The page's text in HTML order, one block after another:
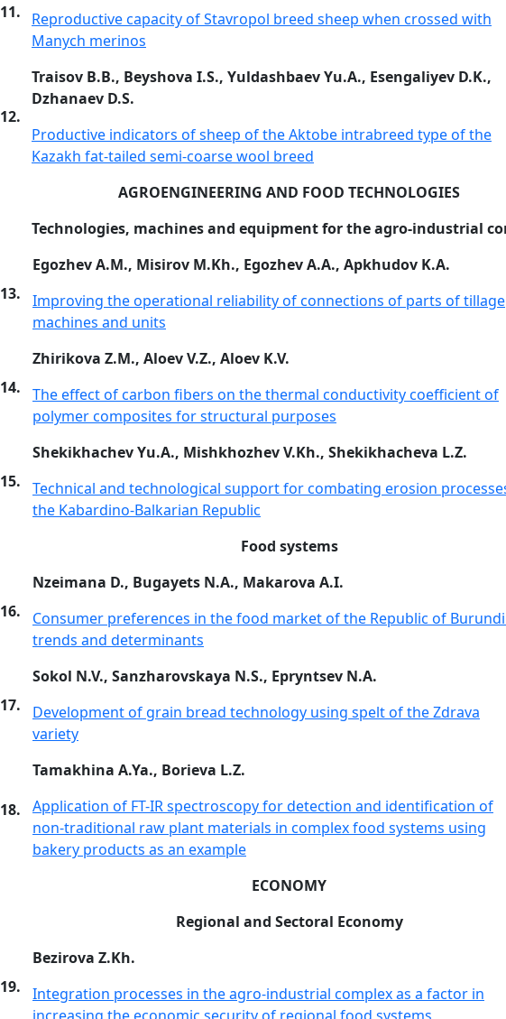
11.
Reproductive capacity of Stavropol breed sheep when crossed with
Manych merinos
12.
Traisov B.B., Beyshova I.S., Yuldashbaev Yu.A., Esengaliyev D.K.,
Dzhanaev D.S.
Productive indicators of sheep of the Aktobe intrabreed type of the
Kazakh fat-tailed semi-coarse wool breed
AGROENGINEERING AND FOOD TECHNOLOGIES
Technologies, machines and equipment for the agro-industrial
13.
Egozhev A.M., Misirov M.Kh., Egozhev A.A., Apkhudov K.A.
Improving the operational reliability of connections of parts of tillage
machines and units
14.
Zhirikova Z.M., Aloev V.Z., Aloev K.V.
The effect of carbon fibers on the thermal conductivity coefficient of
polymer composites for structural purposes
15.
Shekikhachev Yu.A., Mishkhozhev V.Kh., Shekikhacheva L.Z.
Technical and technological support for combating erosion
the Kabardino-Balkarian Republic
Food systems
16.
Nzeimana D., Bugayets N.A., Makarova A.I.
Consumer preferences in the food market of the Republic of
trends and determinants
17.
Sokol N.V., Sanzharovskaya N.S., Epryntsev N.A.
Development of grain bread technology using spelt of the Zdrava
variety
18.
Tamakhina A.Ya., Borieva L.Z.
Application of FT-IR spectroscopy for detection and identification of
non-traditional raw plant materials in complex food systems using
bakery products as an example
ECONOMY
Regional and Sectoral Economy
19.
Bezirova Z.Kh.
Integration processes in the agro-industrial complex as a factor in